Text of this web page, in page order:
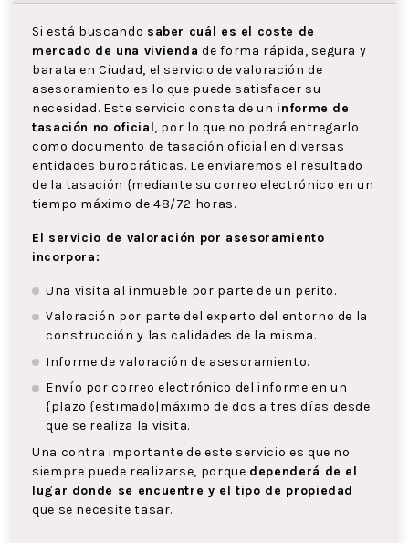
Si está buscando saber cuál es el coste de
mercado de una vivienda de forma rápida, segura y
barata en Ciudad, el servicio de valoración de
asesoramiento es lo que puede satisfacer su
necesidad. Este servicio consta de un informe de
tasación no oficial, por lo que no podrá entregarlo
como documento de tasación oficial en diversas
entidades burocráticas. Le enviaremos el resultado
de la tasación {mediante su correo electrónico en un
tiempo máximo de 48/72 horas.
El servicio de valoración por asesoramiento
incorpora:
Una visita al inmueble por parte de un perito.
Valoración por parte del experto del entorno de la
construcción y las calidades de la misma.
Informe de valoración de asesoramiento.
Envío por correo electrónico del informe en un
{plazo {estimado|máximo de dos a tres días desde
que se realiza la visita.
Una contra importante de este servicio es que no
siempre puede realizarse, porque dependerá de el
lugar donde se encuentre y el tipo de propiedad
que se necesite tasar.